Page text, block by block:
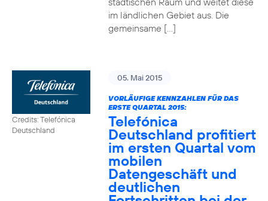
im ländlichen Gebiet aus. Die
gemeinsame […]
Credits: Telefónica
Deutschland
05. Mai 2015
VORLÄUFIGE KENNZAHLEN FÜR DAS
ERSTE QUARTAL 2015:
Telefónica
Deutschland profitiert
im ersten Quartal vom
mobilen
Datengeschäft und
deutlichen